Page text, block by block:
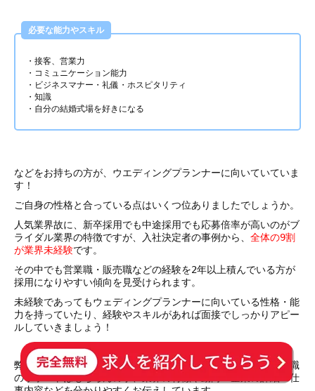
必要な能力やスキル
・接客、営業力
・コミュニケーション能力
・ビジネスマナー・礼儀・ホスピタリティ
・知識
・自分の結婚式場を好きになる
などをお持ちの方が、ウエディングプランナーに向いていていま
す！
ご自身の性格と合っている点はいくつ位ありましたでしょうか。
人気業界故に、新卒採用でも中途採用でも応募倍率が高いのがブ
ライダル業界の特徴ですが、入社決定者の事例から、 全体の9割
が業界未経験です。
その中でも営業職・販売職などの経験を2年以上積んでいる方が
採用になりやすい傾向を見受けられます。
未経験であってもウェディングプランナーに向いている性格・能
力を持っていたり、経験やスキルがあれば面接でしっかりアピー
ルしていきましょう！
弊社ブライダルビズでは、書類作成や面接アドバイスなどの就職
のサポートはもちろんの事、業界の特徴や動向・企業の詳細・仕